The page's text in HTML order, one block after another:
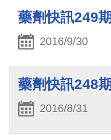
藥劑快訊249期
2016/9/30
藥劑快訊248期
2016/8/31